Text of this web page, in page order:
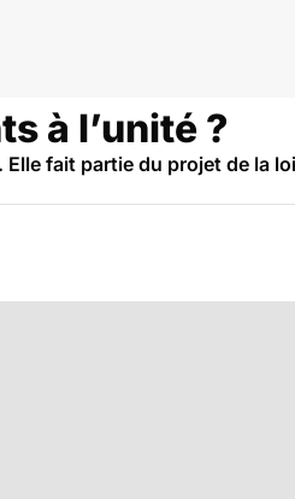
à l’unité ?
fait partie du projet de la